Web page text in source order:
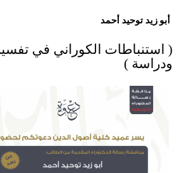
أبو زيد توحيد أحمد
( استنباطات الكوراني في
ودراسة )